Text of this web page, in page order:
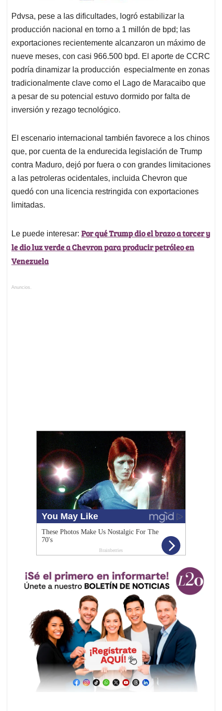
Pdvsa, pese a las dificultades, logró estabilizar la
producción nacional en torno a 1 millón de bpd; las
exportaciones recientemente alcanzaron un máximo de
nueve meses, con casi 966.500 bpd. El aporte de CCRC
podría dinamizar la producción especialmente en zonas
tradicionalmente clave como el Lago de Maracaibo que
a pesar de su potencial estuvo dormido por falta de
inversión y rezago tecnológico.
El escenario internacional también favorece a los chinos
que, por cuenta de la endurecida legislación de Trump
contra Maduro, dejó por fuera o con grandes limitaciones
a las petroleras ocidentales, incluida Chevron que
quedó con una licencia restringida con exportaciones
limitadas.
Le puede interesar: Por qué Trump dio el brazo a torcer y
le dio luz verde a Chevron para producir petróleo en
Venezuela
Anuncios.